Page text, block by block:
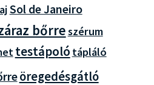
Sol de Janeiro
bőrreszérum
testápoló tápláló
öregedésgátló